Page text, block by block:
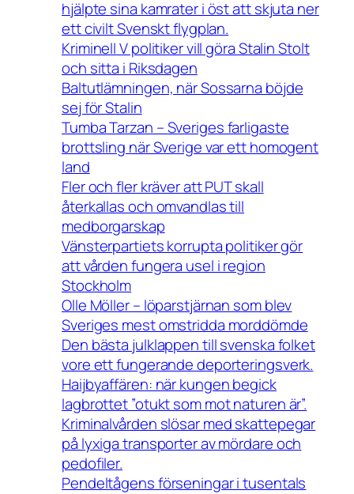
hjälpte sina kamrater i öst att skjuta ner
ett civilt Svenskt flygplan.
Kriminell V politiker vill göra Stalin Stolt
och sitta i Riksdagen
Baltutlämningen, när Sossarna böjde
sej för Stalin
Tumba Tarzan – Sveriges farligaste
brottsling när Sverige var ett homogent
land
Fler och fler kräver att PUT skall
återkallas och omvandlas till
medborgarskap
Vänsterpartiets korrupta politiker gör
att vården fungera usel i region
Stockholm
Olle Möller – löparstjärnan som blev
Sveriges mest omstridda morddömde
Den bästa julklappen till svenska folket
vore ett fungerande deporteringsverk.
Haijbyaffären: när kungen begick
lagbrottet ”otukt som mot naturen är”.
Kriminalvården slösar med skattepegar
på lyxiga transporter av mördare och
pedofiler.
Pendeltågens förseningar i tusentals